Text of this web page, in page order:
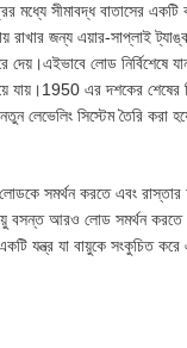
সীমাবদ্ধ বাতাসের
জন্য এয়ার-সাপ্লাই
লোড নির্বিশেষে
যায়।1950 এর দশকের শেষের
লেভেলিং সিস্টেম তৈরি
সমর্থন করতে এবং
বায়ু বসন্ত আরও লোড সমর্থন
যন্ত্র যা বায়ুকে সংকুচিত